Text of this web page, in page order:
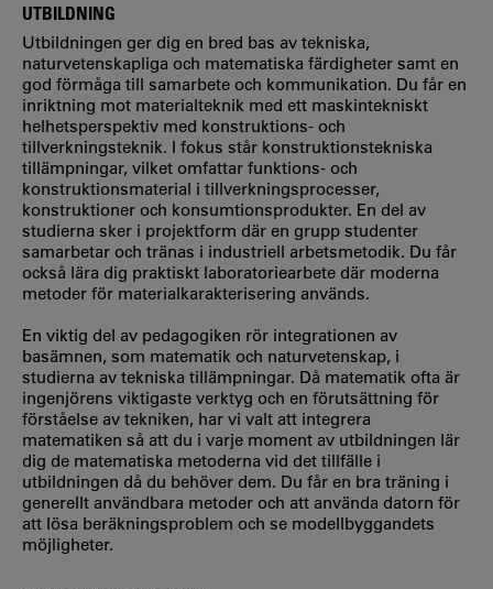
UTBILDNING
Utbildningen ger dig en bred bas av tekniska,
naturvetenskapliga och matematiska färdigheter samt en
god förmåga till samarbete och kommunikation. Du får en
inriktning mot materialteknik med ett maskintekniskt
helhetsperspektiv med konstruktions- och
tillverkningsteknik. I fokus står konstruktionstekniska
tillämpningar, vilket omfattar funktions- och
konstruktionsmaterial i tillverkningsprocesser,
konstruktioner och konsumtionsprodukter. En del av
studierna sker i projektform där en grupp studenter
samarbetar och tränas i industriell arbetsmetodik. Du får
också lära dig praktiskt laboratoriearbete där moderna
metoder för materialkarakterisering används.
En viktig del av pedagogiken rör integrationen av
basämnen, som matematik och naturvetenskap, i
studierna av tekniska tillämpningar. Då matematik ofta är
ingenjörens viktigaste verktyg och en förutsättning för
förståelse av tekniken, har vi valt att integrera
matematiken så att du i varje moment av utbildningen lär
dig de matematiska metoderna vid det tillfälle i
utbildningen då du behöver dem. Du får en bra träning i
generellt användbara metoder och att använda datorn för
att lösa beräkningsproblem och se modellbyggandets
möjligheter.